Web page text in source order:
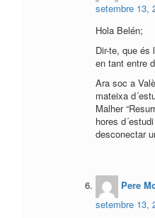
setembre 13,
Hola Belén;
Dir-te, que és
en tant entre
Ara soc a
mateixa
Malher
hores
desconectar
Pere
setembre 13,